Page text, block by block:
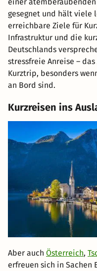
einer
gesegnet und hält viele
erreichbare Ziele für
Infrastruktur und die
Deutschlands
stressfreie Anreise –
Kurztrip, besonders
an Bord sind.
Kurzreisen ins
Aber auch Österreich,
erfreuen sich in Sachen